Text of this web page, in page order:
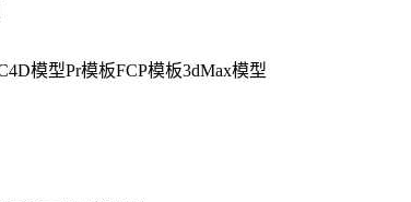
模型Pr模板FCP模板3dMax模型